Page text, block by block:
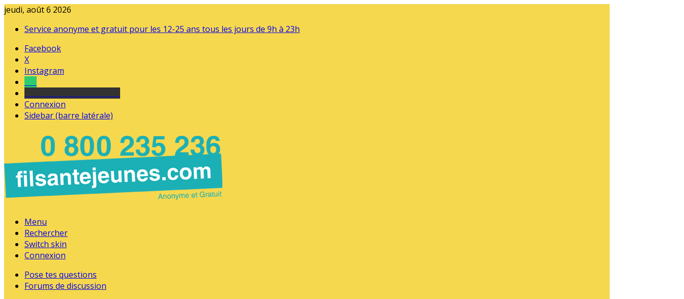
jeudi, août 6 2026
Service anonyme et gratuit pour les 12-25 ans tous les jours de 9h à 23h
Facebook
X
Instagram
Connexion
Sidebar (barre latérale)
Menu
Rechercher
Switch skin
Connexion
Pose tes questions
Forums de discussion